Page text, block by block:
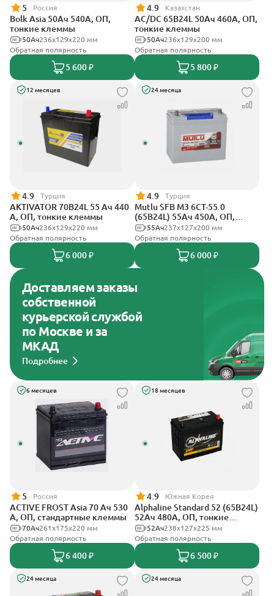
5 Россия
Bolk Asia 50Ач 540А, ОП,
тонкие клеммы
236х129х220 мм
50Ач
Обратная полярность
5 600 ₽
4.9 Казахстан
AC/DC 65B24L 50Ач 460А, ОП,
тонкие клеммы
236x129x200 мм
50Ач
Обратная полярность
5 800 ₽
12 месяцев
4.9 Турция
AKTIVATOR 70B24L 55 Ач 440
А, ОП, тонкие клеммы
236x129x220 мм
50Ач
Обратная полярность
6 000 ₽
24 месяца
4.9 Турция
Mutlu SFB M3 6СТ-55.0
(65B24L) 55Ач 450А, ОП,
тонкие клеммы
237х127х200 мм
55Ач
Обратная полярность
6 000 ₽
Доставляем заказы
собственной
курьерской службой
по Москве и за
МКАД
Подробнее
6 месяцев
5 Россия
ACTIVE FROST Asia 70 Ач 530
А, ОП, стандартные клеммы
261x175x220 мм
70Ач
Обратная полярность
6 400 ₽
18 месяцев
4.9 Южная Корея
Alphaline Standard 52 (65B24L)
52Ач 480А, ОП, тонкие
клеммы238x127х225 мм
52Ач
Обратная полярность
6 500 ₽
24 месяца 24 месяца